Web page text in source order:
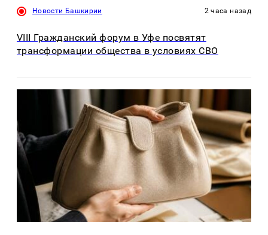
Новости Башкирии 2 часа назад
VIII Гражданский форум в Уфе посвятят
трансформации общества в условиях СВО